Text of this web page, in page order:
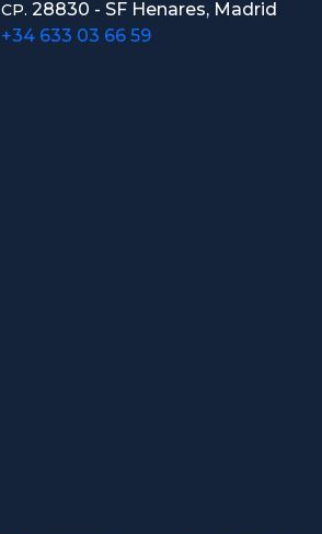
CP. 28830 - SF Henares, Madrid
+34 633 03 66 59